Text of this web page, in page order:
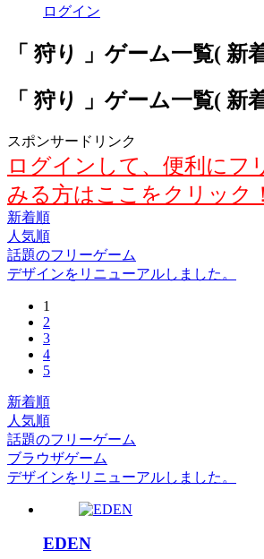
ログイン
「 狩り 」ゲーム一覧( 新
「 狩り 」ゲーム一覧( 新
スポンサードリンク
ログインして、便利にフ
みる方はここをクリック！
新着順
人気順
話題のフリーゲーム
デザインをリニューアルしました。
1
2
3
4
5
新着順
人気順
話題のフリーゲーム
ブラウザゲーム
デザインをリニューアルしました。
EDEN